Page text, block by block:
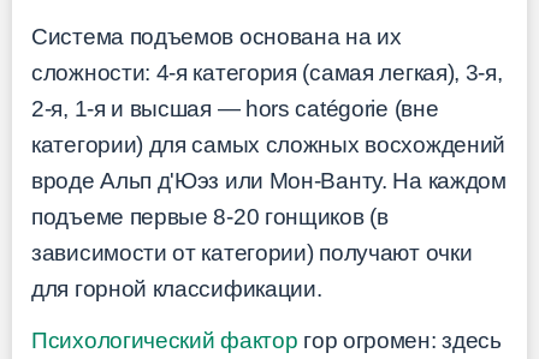
Система подъемов основана на их
сложности: 4-я категория (самая легкая), 3-я,
2-я, 1-я и высшая — hors catégorie (вне
категории) для самых сложных восхождений
вроде Альп д'Юэз или Мон-Ванту. На каждом
подъеме первые 8-20 гонщиков (в
зависимости от категории) получают очки
для горной классификации.
Психологический фактор гор огромен: здесь